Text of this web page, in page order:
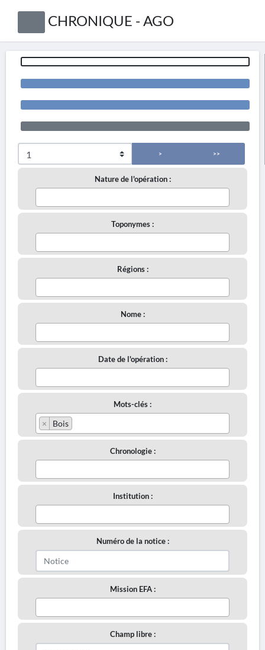
CHRONIQUE - AGO
> >>
Nature de l'opération :
Toponymes :
Régions :
Nome :
Date de l'opération :
Mots-clés :
× Bois
Chronologie :
Institution :
Numéro de la notice :
Mission EFA :
Champ libre :